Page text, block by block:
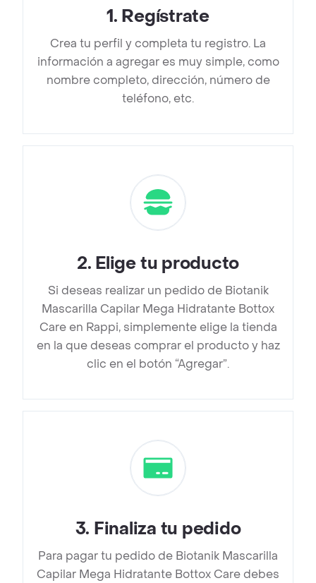
1. Regístrate
Crea tu perfil y completa tu registro. La
información a agregar es muy simple, como
nombre completo, dirección, número de
teléfono, etc.
2. Elige tu producto
Si deseas realizar un pedido de Biotanik
Mascarilla Capilar Mega Hidratante Bottox
Care en Rappi, simplemente elige la tienda
en la que deseas comprar el producto y haz
clic en el botón “Agregar”.
3. Finaliza tu pedido
Para pagar tu pedido de Biotanik Mascarilla
Capilar Mega Hidratante Bottox Care debes